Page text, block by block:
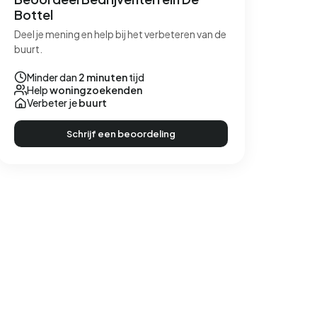
Bottel
Deel je mening en help bij het verbeteren van de
buurt.
Minder dan 2 minutentijd
Helpwoningzoekenden
Verbeter jebuurt
Schrijf een beoordeling